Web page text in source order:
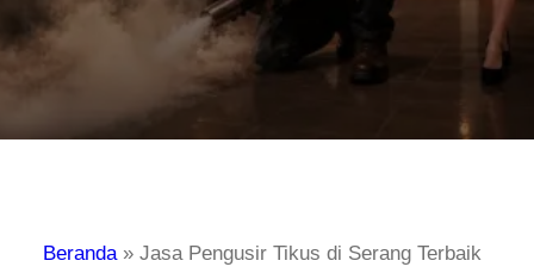
Beranda» Jasa Pengusir Tikus di Serang Terbaik